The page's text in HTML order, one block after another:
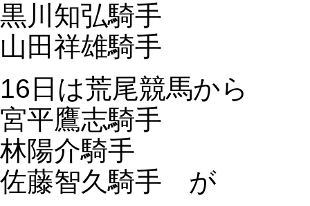
黒川知弘騎手
山田祥雄騎手
16日は荒尾競馬から
宮平鷹志騎手
林陽介騎手
佐藤智久騎手 が